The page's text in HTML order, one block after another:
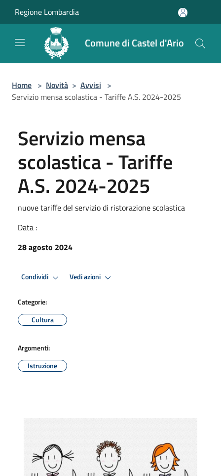
Regione Lombardia
Comune di Castel d'Ario
Home > Novità > Avvisi >
Servizio mensa scolastica - Tariffe A.S. 2024-2025
Servizio mensa
scolastica - Tariffe
A.S. 2024-2025
nuove tariffe del servizio di ristorazione scolastica
Data :
28 agosto 2024
Condividi Vedi azioni
Categorie:
Cultura
Argomenti:
Istruzione